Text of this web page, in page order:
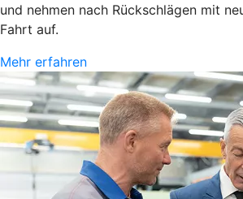
und nehmen nach Rückschlägen mit
Fahrt auf.
Mehr erfahren